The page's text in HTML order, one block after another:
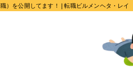
）を公開してます！ | 転職ビルメンヘタ・レイ